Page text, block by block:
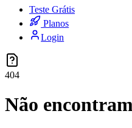
Teste Grátis
Planos
Login
404
Não